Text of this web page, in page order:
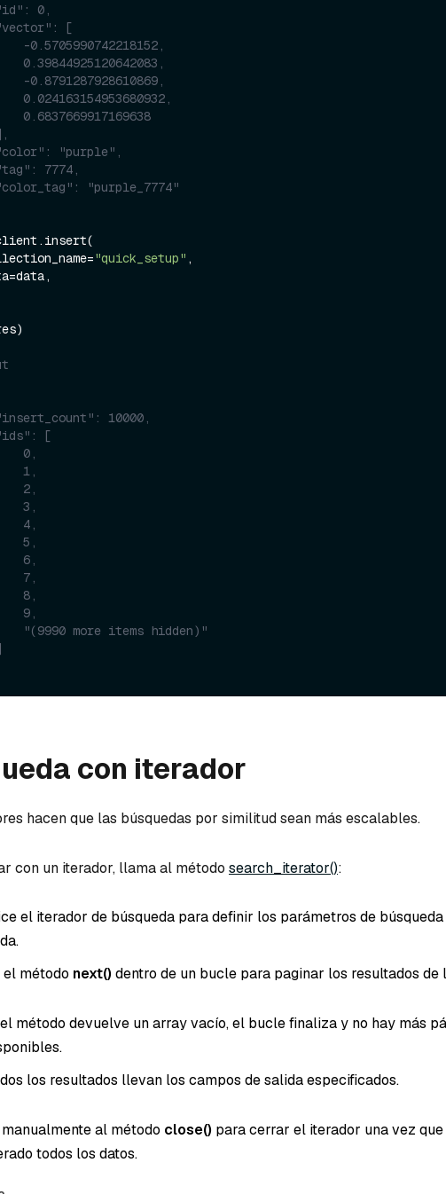
0,
[
0.5705990742218152,
0.8791287928610869,
"purple",
7774,
"purple_7774"
collection_name=
"quick_setup" ,
10000,
[
0,
1,
2,
3,
4,
5,
6,
7,
8,
9,
"(9990 more items hidden)"
con iterador
hacen que las búsquedas por similitud sean más escalables.
con un iterador, llama al método search_iterator():
el iterador de búsqueda para definir los parámetros de
método next() dentro de un bucle para paginar los resultados de
método devuelve un array vacío, el bucle finaliza y no hay más
los resultados llevan los campos de salida especificados.
al método close() para cerrar el iterador una vez
todos los datos.